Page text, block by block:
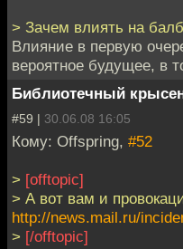
> Зачем влиять на
Влияние в первую
вероятное будущее, в
Библиотечный
#59 | 30.06.08 16:05
Кому: Offspring, #52
> [offtopic]
> А вот вам и
http://news.mail.ru/
> [/offtopic]